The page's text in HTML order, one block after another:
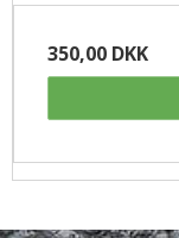
350,00 DKK